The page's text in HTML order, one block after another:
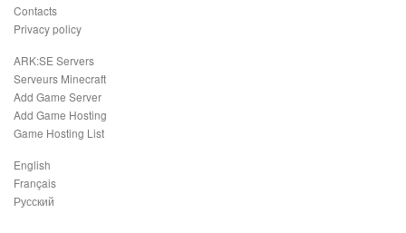
Contacts
Privacy policy
ARK:SE Servers
Serveurs Minecraft
Add Game Server
Add Game Hosting
Game Hosting List
English
Français
Русский